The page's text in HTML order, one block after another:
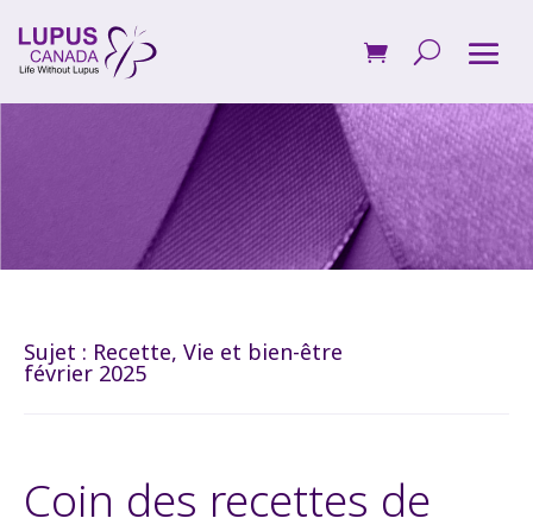
Sujet : Recette, Vie et bien-être
février 2025
Coin des recettes de